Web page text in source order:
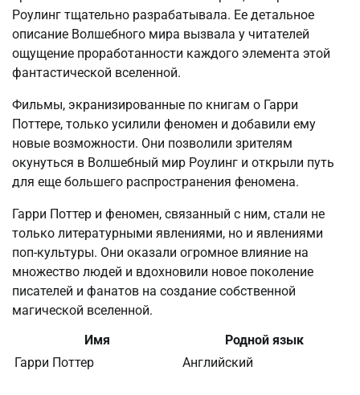
Роулинг тщательно разрабатывала. Ее детальное
описание Волшебного мира вызвала у читателей
ощущение проработанности каждого элемента этой
фантастической вселенной.
Фильмы, экранизированные по книгам о Гарри
Поттере, только усилили феномен и добавили ему
новые возможности. Они позволили зрителям
окунуться в Волшебный мир Роулинг и открыли путь
для еще большего распространения феномена.
Гарри Поттер и феномен, связанный с ним, стали не
только литературными явлениями, но и явлениями
поп-культуры. Они оказали огромное влияние на
множество людей и вдохновили новое поколение
писателей и фанатов на создание собственной
магической вселенной.
Имя
Родной язык
Гарри Поттер
Английский